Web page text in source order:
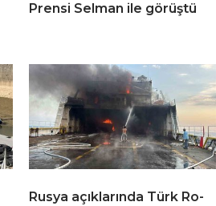
Prensi Selman ile görüştü
Rusya açıklarında Türk Ro-